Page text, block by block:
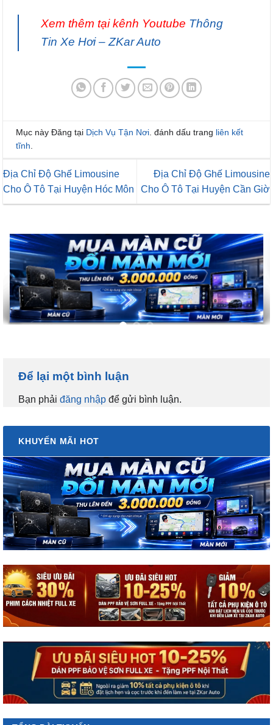
Xem thêm tại kênh Youtube Thông
Tin Xe Hơi – ZKar Auto
Mục này Đăng tại Dịch Vụ Tận Nơi. đánh dấu trang liên kết
tĩnh.
Địa Chỉ Độ Ghế Limousine
Cho Ô Tô Tại Huyện Hóc Môn
Địa Chỉ Độ Ghế Limousine
Cho Ô Tô Tại Huyện Cần Giờ
Để lại một bình luận
Bạn phải đăng nhập để gửi bình luận.
KHUYẾN MÃI HOT